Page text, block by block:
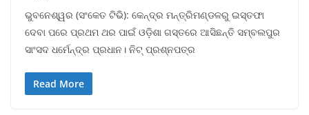
ଭୁବନେଶ୍ୱର (ସଂକେତ ଟିଭି): କେନ୍ଦ୍ର ମନ୍ତ୍ରିମଣ୍ଡଳରୁ ଇସ୍ତଫା
ଦେବା ପରେ ପ୍ରଥମ ଥର ପାଇଁ ଓଡ଼ିଶା ଗସ୍ତରେ ଆସିଛନ୍ତି ସମ୍ବଲପୁର
ସାଂସଦ ଧର୍ମେନ୍ଦ୍ର ପ୍ରଧାନ। ନିଟ୍ ପ୍ରଶ୍ନପତ୍ର
Read More